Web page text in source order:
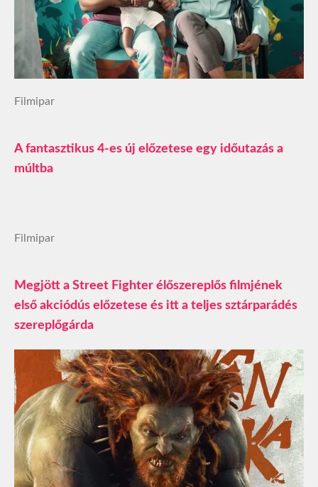
Filmipar
A fantasztikus 4-es új előzetese egy időutazás a
múltba
Filmipar
Megjött a Street Fighter élőszereplős filmjének
első akciódús előzetese és itt a teljes sztárparádés
szereplőgárda